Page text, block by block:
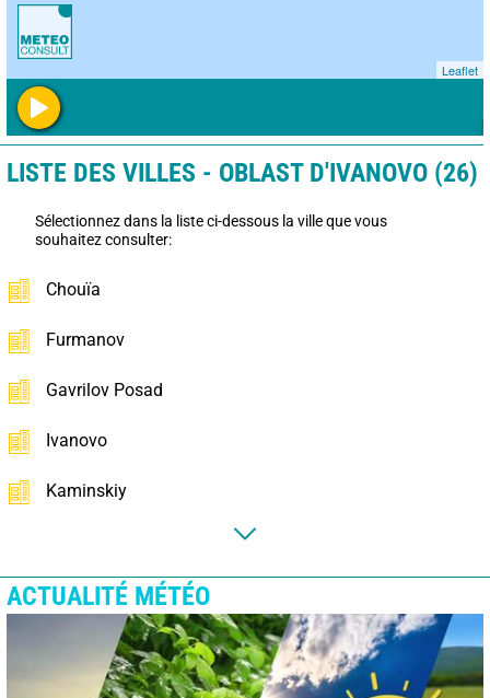
Leaflet
LISTE DES VILLES - OBLAST D'IVANOVO (26)
Sélectionnez dans la liste ci-dessous la ville que vous
souhaitez consulter:
Chouïa
Furmanov
Gavrilov Posad
Ivanovo
Kaminskiy
ACTUALITÉ MÉTÉO